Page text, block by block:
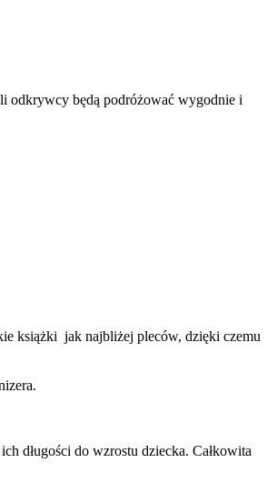
odkrywcy będą podróżować wygodnie i
książki jak najbliżej pleców, dzięki czemu
długości do wzrostu dziecka. Całkowita